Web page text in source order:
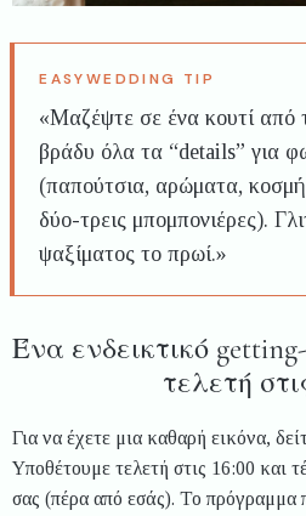
«Μαζέψτε σε ένα κουτί από
βράδυ όλα τα “details” για
(παπούτσια, αρώματα,
δύο-τρεις μπομπονιέρες).
ψαξίματος το πρωί.»
Ένα ενδεικτικό
τελετή
Για να έχετε μια καθαρή εικόνα,
Υποθέτουμε τελετή στις 16:00 και
σας (πέρα από εσάς). Το πρόγραμμα